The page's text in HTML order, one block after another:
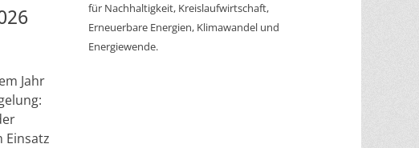
Jahr
Einsatz
für Nachhaltigkeit, Kreislaufwirtschaft,
Erneuerbare Energien, Klimawandel und
Energiewende.